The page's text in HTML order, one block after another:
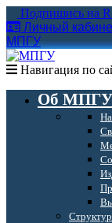
Подпишись на
Личный
МПГУ
Навигация по
Об МПГУ